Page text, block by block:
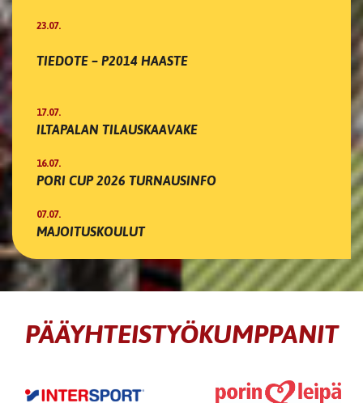
23.07.
TIEDOTE – P2014 HAASTE
17.07.
ILTAPALAN TILAUSKAAVAKE
16.07.
PORI CUP 2026 TURNAUSINFO
07.07.
MAJOITUSKOULUT